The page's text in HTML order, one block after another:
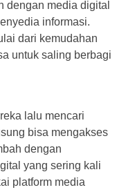
dengan media digital
informasi.
dari kemudahan
untuk saling berbagi
lalu mencari
bisa mengakses
dengan
yang sering kali
platform media